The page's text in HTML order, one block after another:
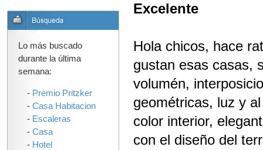
Excelente
Hola chicos, hace
gustan esas casas,
volumén,
geométricas, luz y
color interior,
con el diseño del
Lo más buscado
durante la última
semana:
- Premio Pritzker
- Casa Habitacion
- Escaleras
- Casa
- Hotel